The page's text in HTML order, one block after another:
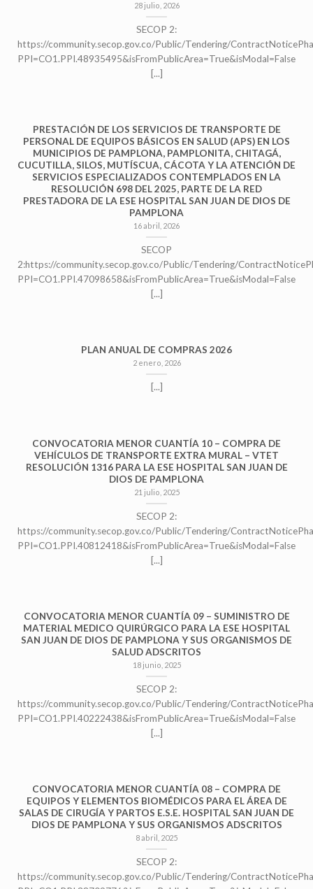
28 julio, 2026
SECOP 2:
https://community.secop.gov.co/Public/Tendering/
PPI=CO1.PPI.48935495&isFromPublicArea=True&isModal=False
[...]
PRESTACIÓN DE LOS SERVICIOS DE TRANSPORTE DE
PERSONAL DE EQUIPOS BÁSICOS EN SALUD (APS) EN LOS
MUNICIPIOS DE PAMPLONA, PAMPLONITA, CHITAGÁ,
CUCUTILLA, SILOS, MUTÍSCUA, CÁCOTA Y LA ATENCIÓN DE
SERVICIOS ESPECIALIZADOS CONTEMPLADOS EN LA
RESOLUCIÓN 698 DEL 2025, PARTE DE LA RED
PRESTADORA DE LA ESE HOSPITAL SAN JUAN DE DIOS DE
PAMPLONA
16 abril, 2026
SECOP
2:https://community.secop.gov.co/Public/Tendering/
PPI=CO1.PPI.47098658&isFromPublicArea=True&isModal=False
[...]
PLAN ANUAL DE COMPRAS 2026
2 enero, 2026
[...]
CONVOCATORIA MENOR CUANTÍA 10 – COMPRA DE
VEHÍCULOS DE TRANSPORTE EXTRA MURAL – VTET
RESOLUCIÓN 1316 PARA LA ESE HOSPITAL SAN JUAN DE
DIOS DE PAMPLONA
21 julio, 2025
SECOP 2:
https://community.secop.gov.co/Public/Tendering/
PPI=CO1.PPI.40812418&isFromPublicArea=True&isModal=False
[...]
CONVOCATORIA MENOR CUANTÍA 09 – SUMINISTRO DE
MATERIAL MEDICO QUIRÚRGICO PARA LA ESE HOSPITAL
SAN JUAN DE DIOS DE PAMPLONA Y SUS ORGANISMOS DE
SALUD ADSCRITOS
18 junio, 2025
SECOP 2:
https://community.secop.gov.co/Public/Tendering/
PPI=CO1.PPI.40222438&isFromPublicArea=True&isModal=False
[...]
CONVOCATORIA MENOR CUANTÍA 08 – COMPRA DE
EQUIPOS Y ELEMENTOS BIOMÉDICOS PARA EL ÁREA DE
SALAS DE CIRUGÍA Y PARTOS E.S.E. HOSPITAL SAN JUAN DE
DIOS DE PAMPLONA Y SUS ORGANISMOS ADSCRITOS
8 abril, 2025
SECOP 2:
https://community.secop.gov.co/Public/Tendering/